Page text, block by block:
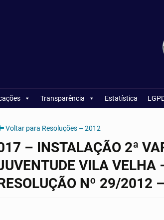
Transparência Estatística
Voltar para Resoluções – 2012
– INSTALAÇÃO 2ª
VILA
Nº 29/2012